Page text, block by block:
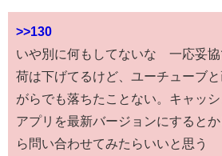
>>130
いや別に何もしてないな 一応妥協
荷は下げてるけど、ユーチューブ
がらでも落ちたことない。キャッ
アプリを最新バージョンにすると
ら問い合わせてみたらいいと思う